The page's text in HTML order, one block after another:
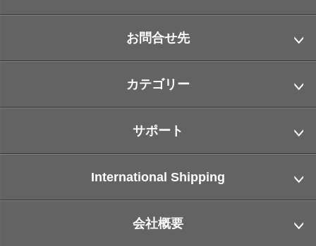
お問合せ先
カテゴリー
サポート
International Shipping
会社概要